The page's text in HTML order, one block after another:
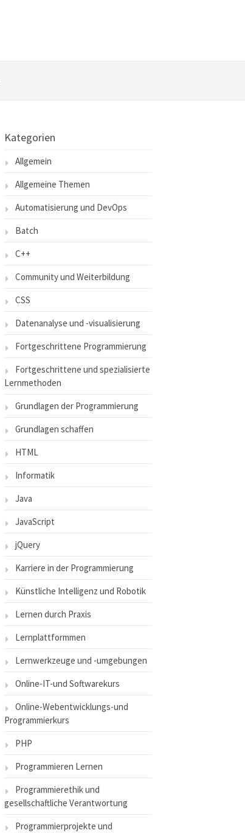
Kategorien
Allgemein
Allgemeine Themen
Automatisierung und DevOps
Batch
C++
Community und Weiterbildung
CSS
Datenanalyse und -visualisierung
Fortgeschrittene Programmierung
Fortgeschrittene und spezialisierte
Lernmethoden
Grundlagen der Programmierung
Grundlagen schaffen
HTML
Informatik
Java
JavaScript
jQuery
Karriere in der Programmierung
Künstliche Intelligenz und Robotik
Lernen durch Praxis
Lernplattformmen
Lernwerkzeuge und -umgebungen
Online-IT-und Softwarekurs
Online-Webentwicklungs-und
Programmierkurs
PHP
Programmieren Lernen
Programmierethik und
gesellschaftliche Verantwortung
Programmierprojekte und